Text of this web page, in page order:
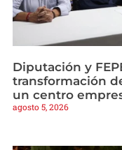
Diputación y
transformación
un centro
agosto 5, 2026